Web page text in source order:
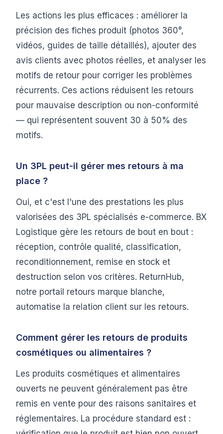
Les actions les plus efficaces : améliorer la
précision des fiches produit (photos 360°,
vidéos, guides de taille détaillés), ajouter des
avis clients avec photos réelles, et analyser les
motifs de retour pour corriger les problèmes
récurrents. Ces actions réduisent les retours
pour mauvaise description ou non-conformité
— qui représentent souvent 30 à 50% des
motifs.
Un 3PL peut-il gérer mes retours à ma
place ?
Oui, et c'est l'une des prestations les plus
valorisées des 3PL spécialisés e-commerce. BX
Logistique gère les retours de bout en bout :
réception, contrôle qualité, classification,
reconditionnement, remise en stock et
destruction selon vos critères. ReturnHub,
notre portail retours marque blanche,
automatise la relation client sur les retours.
Comment gérer les retours de produits
cosmétiques ou alimentaires ?
Les produits cosmétiques et alimentaires
ouverts ne peuvent généralement pas être
remis en vente pour des raisons sanitaires et
réglementaires. La procédure standard est :